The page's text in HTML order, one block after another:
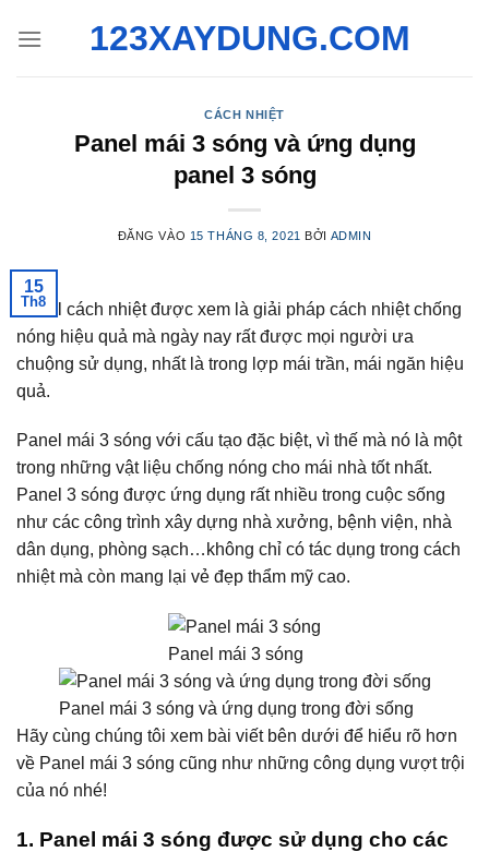
qua
123XAYDUNG.COM
CÁCH NHIỆT
Panel mái 3 sóng và ứng dụng
panel 3 sóng
ĐĂNG VÀO 15 THÁNG 8, 2021 BỞI ADMIN
15
Th8
Panel cách nhiệt được xem là giải pháp cách nhiệt chống
nóng hiệu quả mà ngày nay rất được mọi người ưa
chuộng sử dụng, nhất là trong lợp mái trần, mái ngăn hiệu
quả.
Panel mái 3 sóng với cấu tạo đặc biệt, vì thế mà nó là một
trong những vật liệu chống nóng cho mái nhà tốt nhất.
Panel 3 sóng được ứng dụng rất nhiều trong cuộc sống
như các công trình xây dựng nhà xưởng, bệnh viện, nhà
dân dụng, phòng sạch…không chỉ có tác dụng trong cách
nhiệt mà còn mang lại vẻ đẹp thẩm mỹ cao.
Panel mái 3 sóng
Panel mái 3 sóng và ứng dụng trong đời sống
Hãy cùng chúng tôi xem bài viết bên dưới để hiểu rõ hơn
về Panel mái 3 sóng cũng như những công dụng vượt trội
của nó nhé!
1. Panel mái 3 sóng được sử dụng cho các